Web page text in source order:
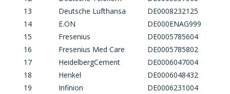
13
Deutsche Lufthansa
DE0008232125
14
E.ON
DE000ENAG999
15
Fresenius
DE0005785604
16
Fresenius Med Care
DE0005785802
17
HeidelbergCement
DE0006047004
18
Henkel
DE0006048432
19
Infinion
DE0006231004